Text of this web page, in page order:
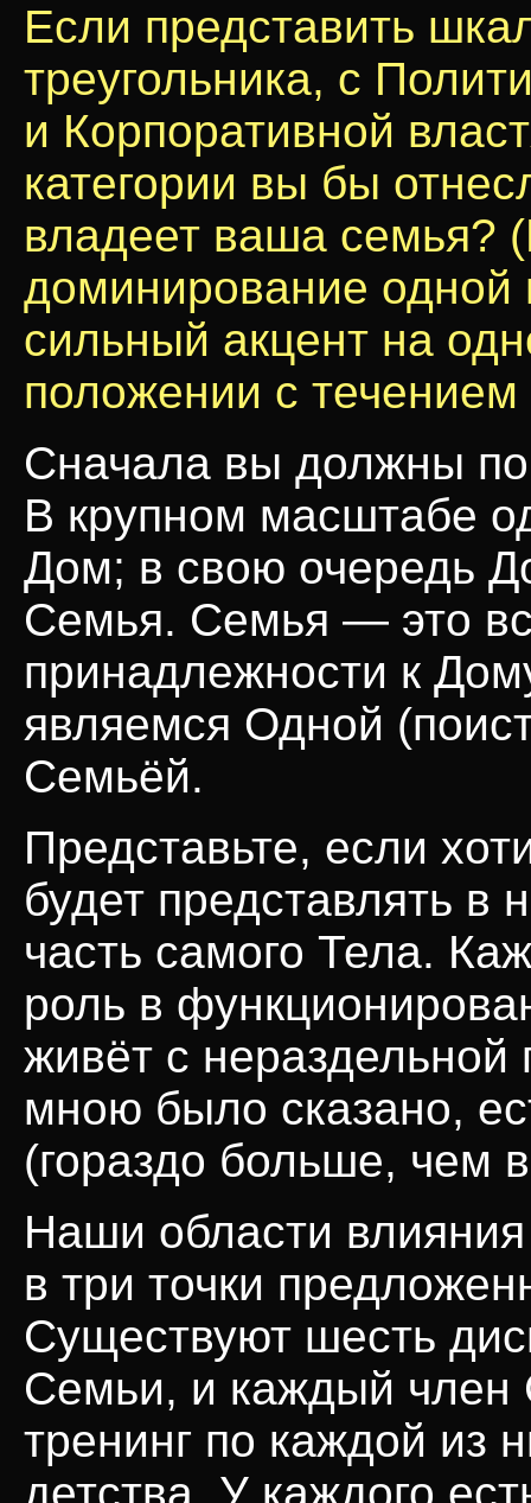
Если представить
треугольника, с
и Корпоративной
категории вы бы
владеет ваша семья?
доминирование одной
сильный акцент на
положении с
Сначала вы должны
В крупном масштабе
Дом; в свою очередь
Семья. Семья — это
принадлежности к
являемся Одной
Семьёй.
Представьте, если
будет представлять в
часть самого Тела.
роль в
живёт с
мною было сказано,
(гораздо больше, чем
Наши области
в три точки
Существуют шесть
Семьи, и каждый
тренинг по каждой из